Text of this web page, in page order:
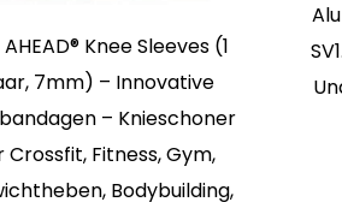
AHEAD®️ Knee Sleeves (1
7mm) – Innovative
– Knieschoner
Crossfit, Fitness, Gym,
Bodybuilding,